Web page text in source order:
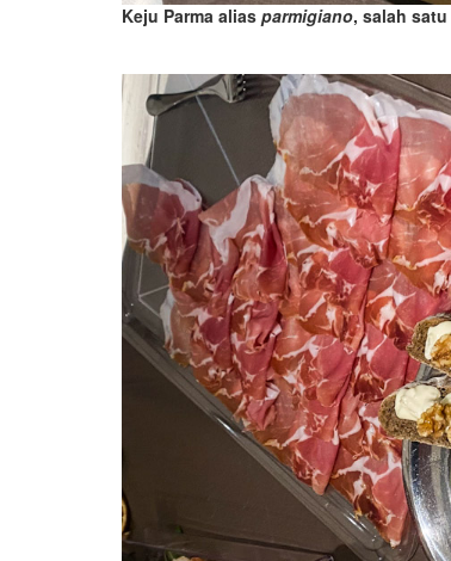
Keju Parma alias parmigiano, salah satu